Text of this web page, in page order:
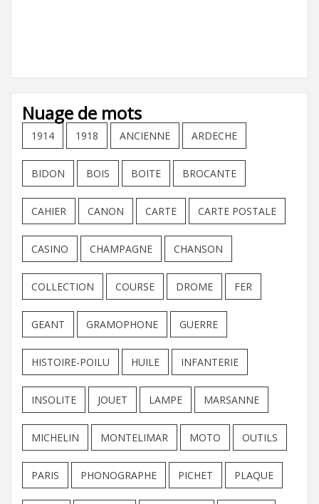
Nuage de mots
1914 1918 ANCIENNE ARDECHE
BIDON BOIS BOITE BROCANTE
CAHIER CANON CARTE CARTE POSTALE
CASINO CHAMPAGNE CHANSON
COLLECTION COURSE DROME FER
GEANT GRAMOPHONE GUERRE
HISTOIRE-POILU HUILE INFANTERIE
INSOLITE JOUET LAMPE MARSANNE
MICHELIN MONTELIMAR MOTO OUTILS
PARIS PHONOGRAPHE PICHET PLAQUE